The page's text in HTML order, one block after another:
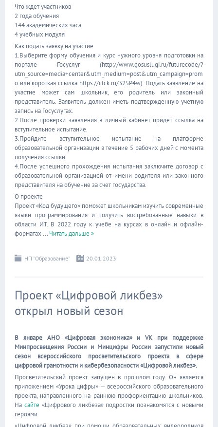
Что ждет участников
2 года обучения
144 академических часа
4 учебных модуля
Как подать заявку на участие
1.Выберите форму обучения и курс нужного уровня подготовки на
портале Госуслуг (http://www.gosuslugi.ru/futurecode/?
utm_source=media+center&utm_medium=post&utm_campaign=prom
o или короткая ссылка https://clck.ru/325P4w). Подать заявление на
участие может сам школьник, его родитель или законный
представитель. Заявитель должен иметь подтвержденную учетную
запись на Госуслугах.
2.После проверки заявления в личный кабинет придет ссылка на
вступительное испытание.
3.Пройдите вступительное испытание на платформе
образовательной организации в течение 5 рабочих дней с момента
получения ссылки.
4.После успешного прохождения испытания заключите договор с
образовательной организацией от имени родителя или законного
представителя на обучение за счет государства.
О проекте
Проект «Код будущего» поможет школьникам изучить современные
языки программирования и получить востребованные навыки в
области ИТ. В 2022 году к учебе на курсах в онлайн и офлайн-
форматах ... Читать дальше »
НП "Образование" 20.01.2023
Проект «Цифровой ликбез»
открыл новый сезон
В январе АНО «Цифровая экономика» и VK при поддержке
Минпросвещения России и Минцифры России запустили новый
сезон всероссийского просветительского проекта в сфере
цифровой грамотности и кибербезопасности «Цифровой ликбез».
Просветительский проект запущен в прошлом году. Он является
приложением «Урока цифры» — всероссийского образовательного
проекта, направленного на раннюю профориентацию школьников.
На сайте «Цифрового ликбеза» подростки познакомятся с новыми
героями.